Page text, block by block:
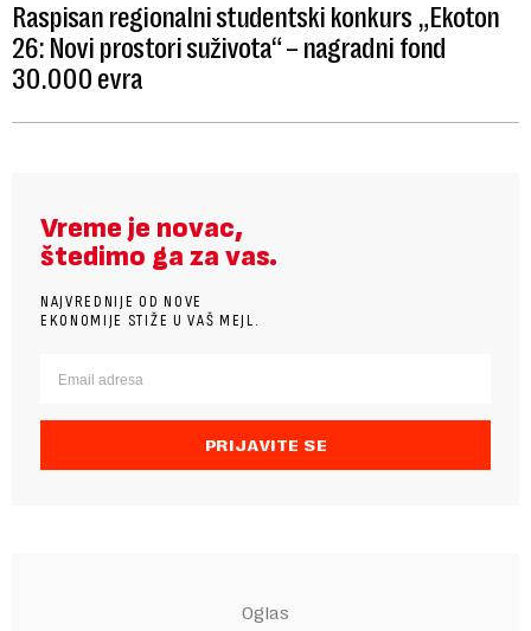
Raspisan regionalni studentski konkurs „Ekoton
26: Novi prostori suživota“ – nagradni fond
30.000 evra
Vreme je novac,
štedimo ga za vas.
NAJVREDNIJE OD NOVE
EKONOMIJE STIŽE U VAŠ MEJL.
PRIJAVITE SE